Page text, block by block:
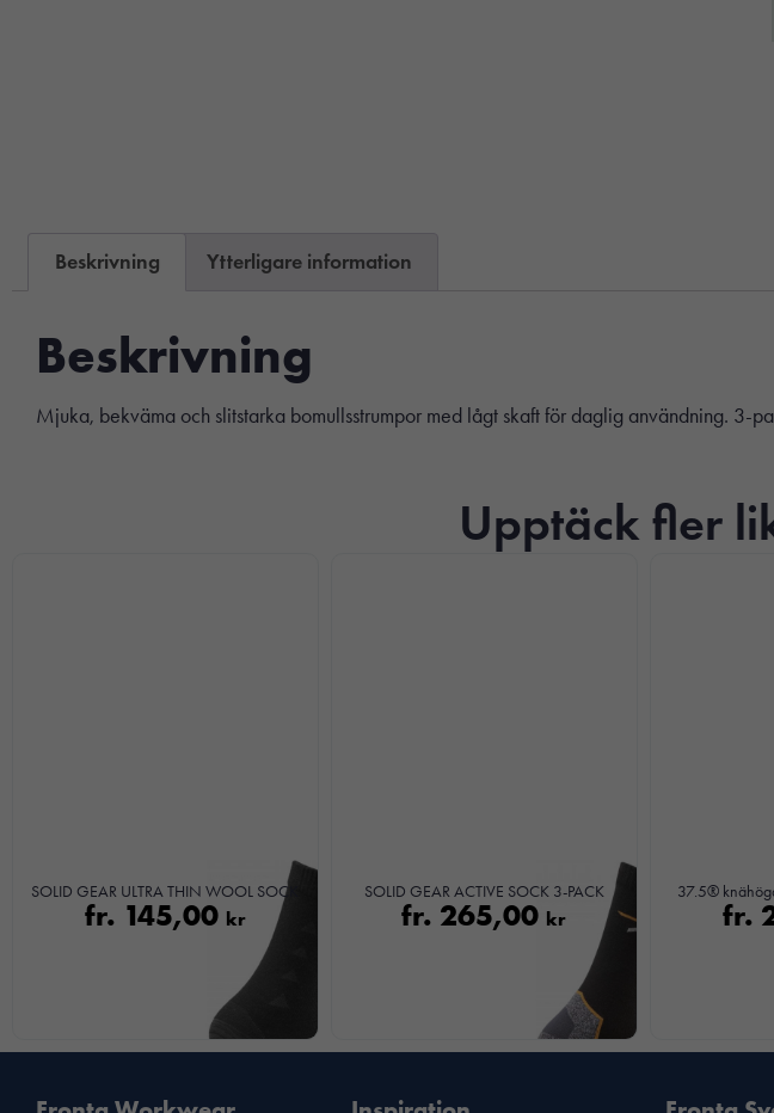
Beskrivning Ytterligare information
Beskrivning
Mjuka, bekväma och slitstarka bomullsstrumpor med lågt skaft för daglig användning. 3-
Upptäck fler
SOLID GEAR ULTRA THIN WOOL SOCK
fr. 145,00 kr
SOLID GEAR ACTIVE SOCK 3-PACK
fr. 265,00 kr
37.5®
fr.